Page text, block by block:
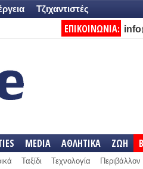
Τζιχαντιστές
ΕΠΙΚΟΙΝΩΝΙΑ:
MEDIA ΑΘΛΗΤΙΚΑ ΖΩΗ
Ταξίδι Τεχνολογία Περιβάλλον